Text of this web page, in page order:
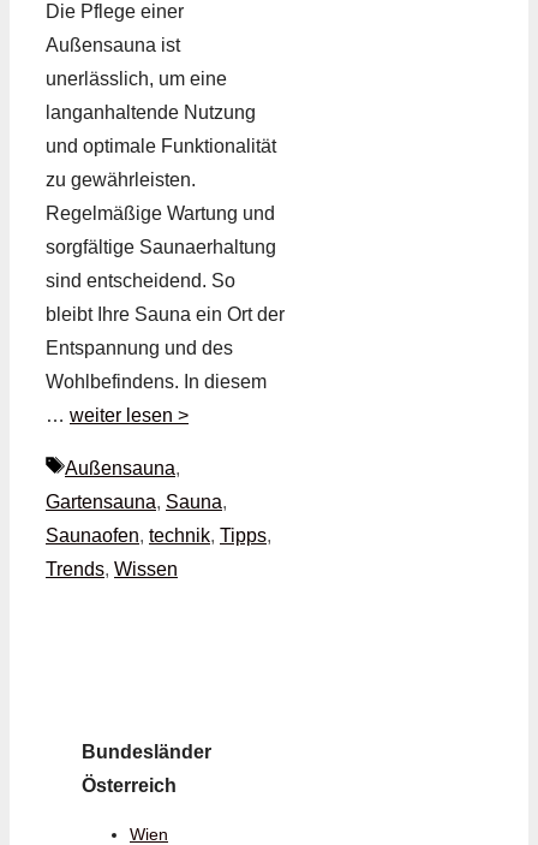
Die Pflege einer
Außensauna ist
unerlässlich, um eine
langanhaltende Nutzung
und optimale Funktionalität
zu gewährleisten.
Regelmäßige Wartung und
sorgfältige Saunaerhaltung
sind entscheidend. So
bleibt Ihre Sauna ein Ort der
Entspannung und des
Wohlbefindens. In diesem
… weiter lesen >
Schlagwörter
Außensauna,
Gartensauna, Sauna,
Saunaofen, technik, Tipps,
Trends, Wissen
Bundesländer
Österreich
Wien